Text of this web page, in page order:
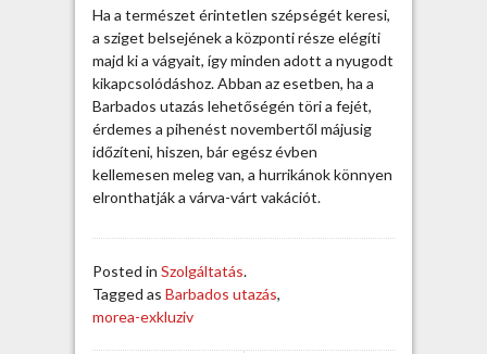
t
a
t
l
a
n
l
e
h
t
Ha a természet érintetlen szépségét keresi,
a sziget belsejének a központi része elégíti
majd ki a vágyait, így minden adott a nyugodt
kikapcsolódáshoz. Abban az esetben, ha a
Barbados utazás lehetőségén töri a fejét,
érdemes a pihenést novembertől májusig
időzíteni, hiszen, bár egész évben
kellemesen meleg van, a hurrikánok könnyen
elronthatják a várva-várt vakációt.
Posted in Szolgáltatás.
Tagged as Barbados utazás,
morea-exkluziv